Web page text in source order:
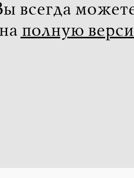
всегда
на полную